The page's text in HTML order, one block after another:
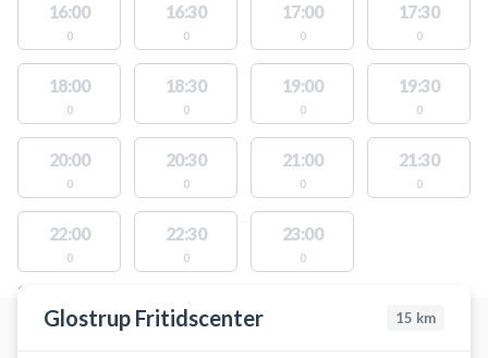
16:00
0
16:30
0
17:00
0
17:30
0
18:00
0
18:30
0
19:00
0
19:30
0
20:00
0
20:30
0
21:00
0
21:30
0
22:00
0
22:30
0
23:00
0
STEDER MED LEDIGE AKTIVITETER
Glostrup Fritidscenter 15 km